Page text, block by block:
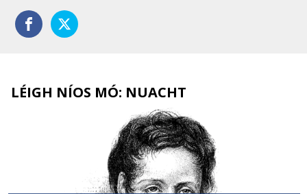
LÉIGH NÍOS MÓ: NUACHT